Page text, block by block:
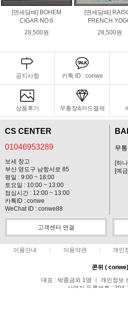
[면세담배] BOHEM
CIGAR NO.6
28,500원
[면세담배]
FRENCH
28,500원
공지사항 카톡 ID : conwe
상품후기 무통장&카드결제
CS CENTER
01046953289
보세 창고
부산 영도구 남항서로 85
평일 : 9:00 ~ 18:00
토요일 : 10:00 ~ 13:00
점심시간 : 12:00 ~ 13:00
카톡ID : conwe
WeChat ID : conwe88
무
[하
[예
고객센터 연결
이용안내 이용약관 개인
콘위 ( conwe)
대표 : 박종금외 1명 ㅣ 개인정보
사업자 등록번호 :